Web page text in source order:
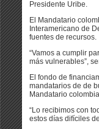
Presidente Uribe.
El Mandatario
Interamericano de
fuentes de recursos.
“Vamos a cumplir
más vulnerables”,
El fondo de
mandatarios de de
Mandatario
“Lo recibimos con
estos días difíciles